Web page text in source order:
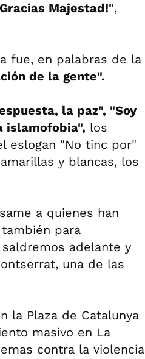
Majestad!",
fue, en palabras de la
de la gente".
la paz", "Soy
islamofobia", los
eslogan "No tinc por"
y blancas, los
a quienes han
para
adelante y
una de las
la Plaza de Catalunya
masivo en La
contra la violencia